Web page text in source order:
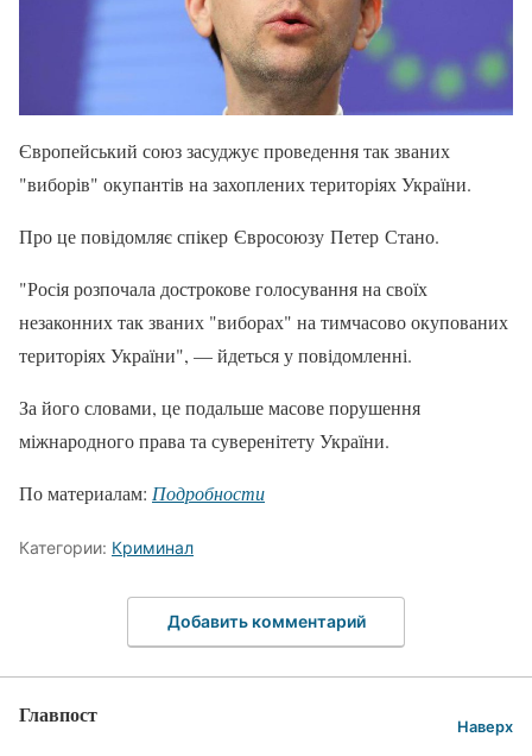
Європейський союз засуджує проведення так званих
"виборів" окупантів на захоплених територіях України.
Про це повідомляє спікер Євросоюзу Петер Стано.
"Росія розпочала дострокове голосування на своїх
незаконних так званих "виборах" на тимчасово окупованих
територіях України", — йдеться у повідомленні.
За його словами, це подальше масове порушення
міжнародного права та суверенітету України.
По материалам: Подробности
Категории: Криминал
Добавить комментарий
Главпост Наверх